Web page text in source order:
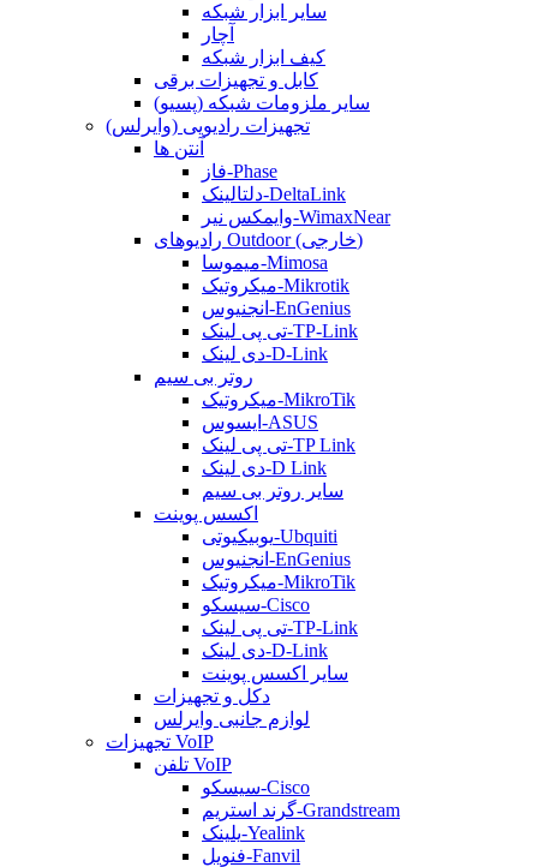
سایر ابزار شبکه
آچار
کیف ابزار شبکه
کابل و تجهیزات برقی
سایر ملزومات شبکه (پسیو)
تجهیزات رادیویی (وایرلس)
آنتن ها
فاز-Phase
دلتالینک-DeltaLink
وایمکس نیر-WimaxNear
رادیوهای Outdoor (خارجی)
میموسا-Mimosa
میکروتیک-Mikrotik
انجنیوس-EnGenius
تی پی لینک-TP-Link
دی لینک-D-Link
روتر بی سیم
میکروتیک-MikroTik
ایسوس-ASUS
تی پی لینک-TP Link
دی لینک-D Link
سایر روتر بی سیم
اکسس پوینت
یوبیکیوتی-Ubquiti
انجنیوس-EnGenius
میکروتیک-MikroTik
سیسکو-Cisco
تی پی لینک-TP-Link
دی لینک-D-Link
سایر اکسس پوینت
دکل و تجهیزات
لوازم جانبی وایرلس
تجهیزات VoIP
تلفن VoIP
سیسکو-Cisco
گرند استریم-Grandstream
یلینک-Yealink
فنویل-Fanvil